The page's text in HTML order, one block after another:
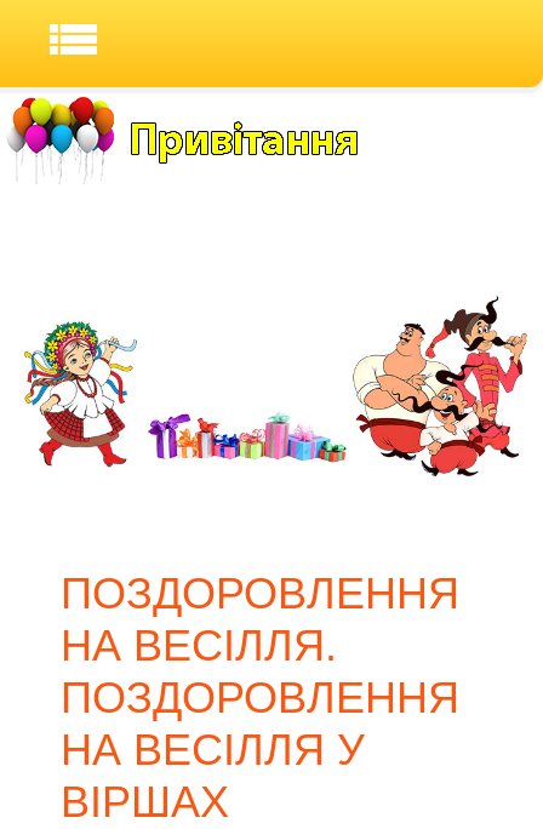
ПОЗДОРОВЛЕННЯ
НА ВЕСІЛЛЯ.
ПОЗДОРОВЛЕННЯ
НА ВЕСІЛЛЯ У
ВІРШАХ